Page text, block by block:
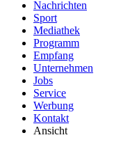
Nachrichten
Sport
Mediathek
Programm
Empfang
Unternehmen
Jobs
Service
Werbung
Kontakt
Ansicht